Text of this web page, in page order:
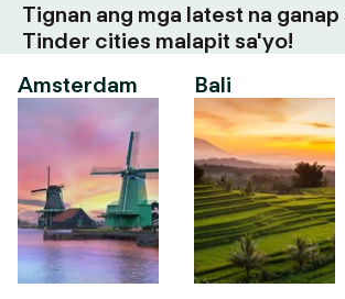
Tignan ang mga latest na ganap
Tinder cities malapit sa'yo!
Amsterdam
Bali